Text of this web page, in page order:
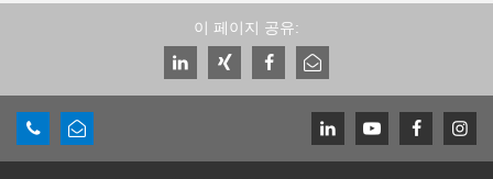
이 페이지 공유: